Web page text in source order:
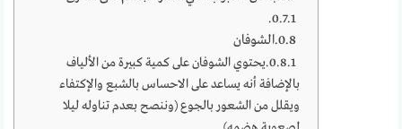
الشوفان
يحتوي الشوفان على كمية كبيرة من الألياف
بالإضافة أنه يساعد على الاحساس بالشبع والإكتفاء
ويقلل من الشعور بالجوع (وننصح بعدم تناوله ليلا